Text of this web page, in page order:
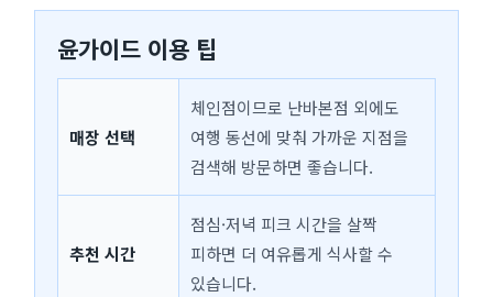
윤가이드 이용 팁
매장 선택
체인점이므로 난바본점 외에도
여행 동선에 맞춰 가까운 지점을
검색해 방문하면 좋습니다.
추천 시간
점심·저녁 피크 시간을 살짝
피하면 더 여유롭게 식사할 수
있습니다.